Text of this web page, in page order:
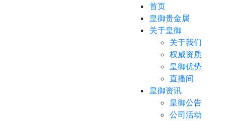
首页
皇御贵金属
关于皇御
关于我们
权威资质
皇御优势
直播间
皇御资讯
皇御公告
公司活动